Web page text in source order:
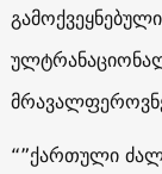
“”ქართული